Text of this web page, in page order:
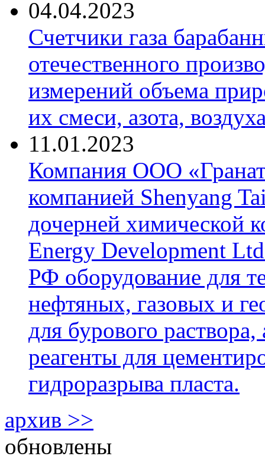
04.04.2023
Счетчики газа
отечественного
измерений объема
их смеси, азота,
11.01.2023
Компания ООО
компанией Shenyang
дочерней химической
Energy Development
РФ оборудование для
нефтяных, газовых и
для бурового
реагенты для
гидроразрыва пласта.
архив >>
обновлены